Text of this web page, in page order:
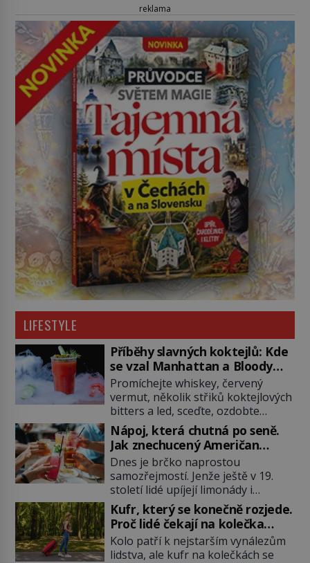
reklama
LIFESTYLE
Příběhy slavných koktejlů: Kde
se vzal Manhattan a Bloody
Mary?
Promíchejte whiskey, červený
vermut, několik střiků koktejlových
bitters a led, sceďte, ozdobte
koktejlovou třešinkou a tadá…
Manhattan je tu! A pokud to má být
skutečně on, dejte si pozor, ať
místo klasické americké rye
whiskey či klidně bourbonu
nepoužijete skotskou whisku. Co
se stane? Inu, koktejl bude stále
skvělý, ale už to nebude
Manhattan ale […]
Nápoj, která chutná po seně.
Jak znechucený Američan
vymyslel brčko
Dnes je brčko naprostou
samozřejmostí. Jenže ještě v 19.
století lidé upíjejí limonády i
koktejly dutými stébly žita nebo
žitné slámy. Fungují sice dobře,
mají ale jednu nepříjemnou
vlastnost po chvíli se rozmáčejí a
nápoji dodávají travnatou příchuť.
Kufr, který se konečně rozjede.
Proč lidé čekají na kolečka
téměř pět tisíc let?
Kolo patří k nejstarším vynálezům
lidstva, ale kufr na kolečkách se